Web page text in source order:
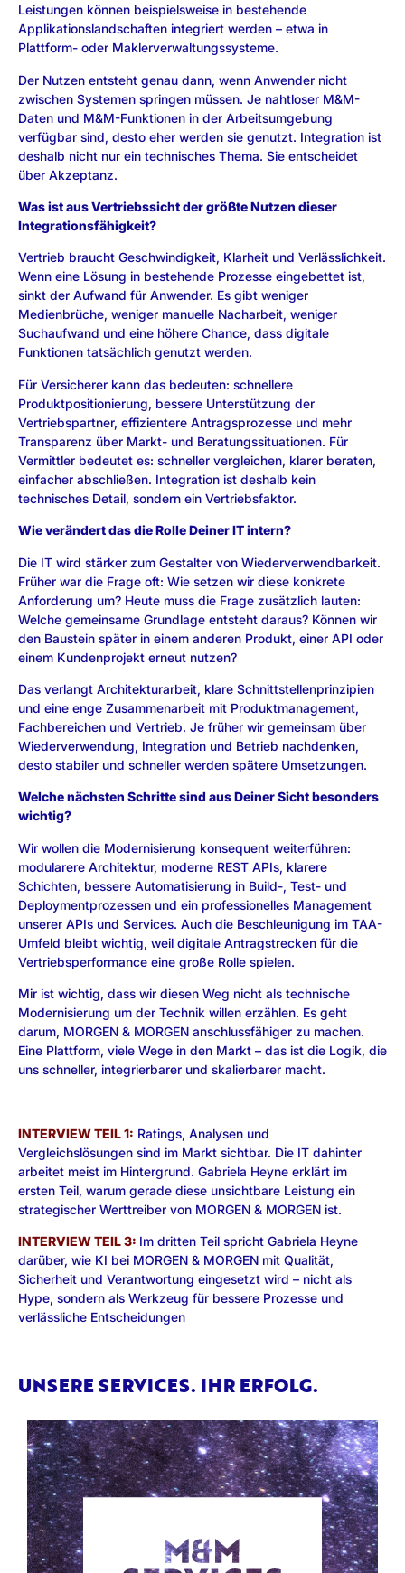
Leistungen können beispielsweise in bestehende
Applikationslandschaften integriert werden – etwa in
Plattform- oder Maklerverwaltungssysteme.
Der Nutzen entsteht genau dann, wenn Anwender nicht
zwischen Systemen springen müssen. Je nahtloser M&M-
Daten und M&M-Funktionen in der Arbeitsumgebung
verfügbar sind, desto eher werden sie genutzt. Integration ist
deshalb nicht nur ein technisches Thema. Sie entscheidet
über Akzeptanz.
Was ist aus Vertriebssicht der größte Nutzen dieser
Integrationsfähigkeit?
Vertrieb braucht Geschwindigkeit, Klarheit und Verlässlichkeit.
Wenn eine Lösung in bestehende Prozesse eingebettet ist,
sinkt der Aufwand für Anwender. Es gibt weniger
Medienbrüche, weniger manuelle Nacharbeit, weniger
Suchaufwand und eine höhere Chance, dass digitale
Funktionen tatsächlich genutzt werden.
Für Versicherer kann das bedeuten: schnellere
Produktpositionierung, bessere Unterstützung der
Vertriebspartner, effizientere Antragsprozesse und mehr
Transparenz über Markt- und Beratungssituationen. Für
Vermittler bedeutet es: schneller vergleichen, klarer beraten,
einfacher abschließen. Integration ist deshalb kein
technisches Detail, sondern ein Vertriebsfaktor.
Wie verändert das die Rolle Deiner IT intern?
Die IT wird stärker zum Gestalter von Wiederverwendbarkeit.
Früher war die Frage oft: Wie setzen wir diese konkrete
Anforderung um? Heute muss die Frage zusätzlich lauten:
Welche gemeinsame Grundlage entsteht daraus? Können wir
den Baustein später in einem anderen Produkt, einer API oder
einem Kundenprojekt erneut nutzen?
Das verlangt Architekturarbeit, klare Schnittstellenprinzipien
und eine enge Zusammenarbeit mit Produktmanagement,
Fachbereichen und Vertrieb. Je früher wir gemeinsam über
Wiederverwendung, Integration und Betrieb nachdenken,
desto stabiler und schneller werden spätere Umsetzungen.
Welche nächsten Schritte sind aus Deiner Sicht besonders
wichtig?
Wir wollen die Modernisierung konsequent weiterführen:
modularere Architektur, moderne REST APIs, klarere
Schichten, bessere Automatisierung in Build-, Test- und
Deploymentprozessen und ein professionelles Management
unserer APIs und Services. Auch die Beschleunigung im TAA-
Umfeld bleibt wichtig, weil digitale Antragstrecken für die
Vertriebsperformance eine große Rolle spielen.
Mir ist wichtig, dass wir diesen Weg nicht als technische
Modernisierung um der Technik willen erzählen. Es geht
darum, MORGEN & MORGEN anschlussfähiger zu machen.
Eine Plattform, viele Wege in den Markt – das ist die Logik, die
uns schneller, integrierbarer und skalierbarer macht.
INTERVIEW TEIL 1: Ratings, Analysen und
Vergleichslösungen sind im Markt sichtbar. Die IT dahinter
arbeitet meist im Hintergrund. Gabriela Heyne erklärt im
ersten Teil, warum gerade diese unsichtbare Leistung ein
strategischer Werttreiber von MORGEN & MORGEN ist.
INTERVIEW TEIL 3: Im dritten Teil spricht Gabriela Heyne
darüber, wie KI bei MORGEN & MORGEN mit Qualität,
Sicherheit und Verantwortung eingesetzt wird – nicht als
Hype, sondern als Werkzeug für bessere Prozesse und
verlässliche Entscheidungen
UNSERE SERVICES. IHR ERFOLG.